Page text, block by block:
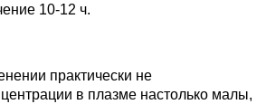
10-12 ч.
практически не
в плазме настолько малы,